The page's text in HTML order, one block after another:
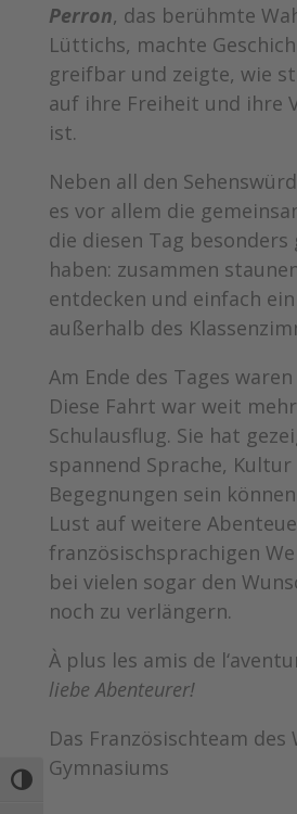
Umschalten auf hohe Kontraste
Perron, das berühmte
Lüttichs, machte
greifbar und zeigte, wie
auf ihre Freiheit und ihre
ist.
Neben all den
es vor allem die
die diesen Tag besonders
haben: zusammen
entdecken und einfach
außerhalb des
Am Ende des Tages
Diese Fahrt war weit
Schulausflug. Sie hat
spannend Sprache, Kultur
Begegnungen sein
Lust auf weitere
französischsprachigen
bei vielen sogar den
noch zu verlängern.
À plus les amis de
liebe Abenteurer!
Das Französischteam des
Gymnasiums